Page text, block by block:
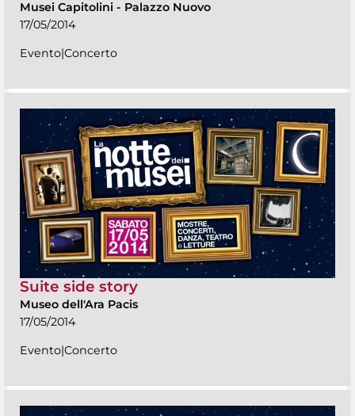
Musei Capitolini - Palazzo Nuovo
17/05/2014
Evento|Concerto
Suite side story
Museo dell'Ara Pacis
17/05/2014
Evento|Concerto